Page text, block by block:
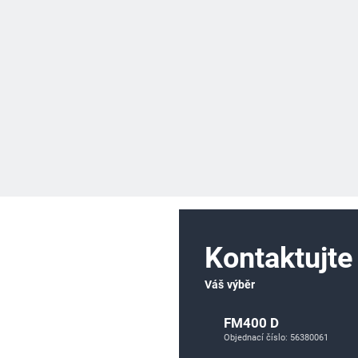
Váš výběr
FM400 D
Objednací číslo: 56380061